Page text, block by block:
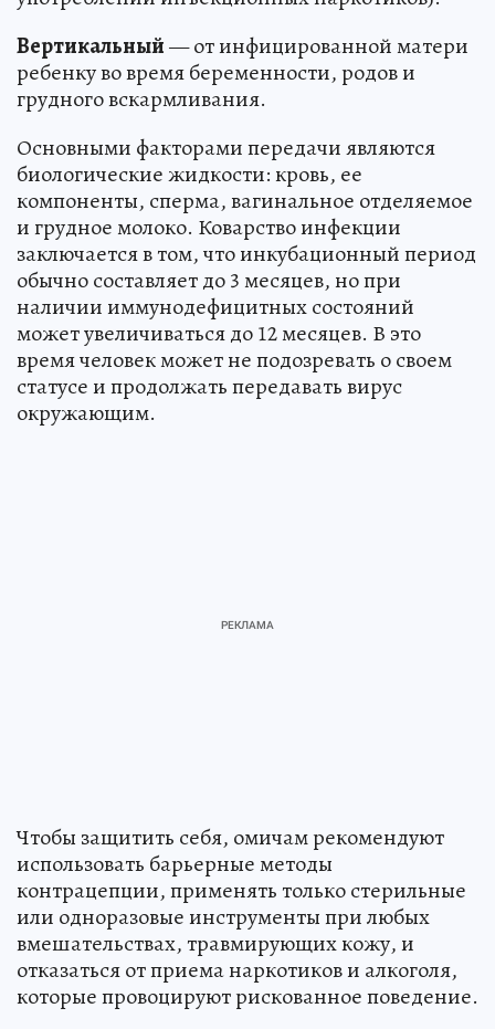
Вертикальный— от инфицированной матери
ребенку во время беременности, родов и
грудного вскармливания.
Основными факторами передачи являются
биологические жидкости: кровь, ее
компоненты, сперма, вагинальное отделяемое
и грудное молоко. Коварство инфекции
заключается в том, что инкубационный период
обычно составляет до 3 месяцев, но при
наличии иммунодефицитных состояний
может увеличиваться до 12 месяцев. В это
время человек может не подозревать о своем
статусе и продолжать передавать вирус
окружающим.
Чтобы защитить себя, омичам рекомендуют
использовать барьерные методы
контрацепции, применять только стерильные
или одноразовые инструменты при любых
вмешательствах, травмирующих кожу, и
отказаться от приема наркотиков и алкоголя,
которые провоцируют рискованное поведение.